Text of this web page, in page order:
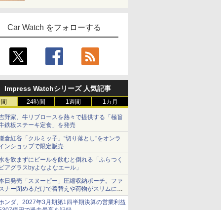
Car Watch をフォローする
Impress Watchシリーズ 人気記事
24時間 1週間 1カ月
野家、牛リブロースを熱々で提供する「極旨
鉄板ステーキ定食」を発売
倉紅谷「クルミッ子」“切り落とし”をオンラ
ンショップで限定販売
を飲まずにビールを飲むと倒れる「ふらつく
ビアグラスbyよなよなエール」
日発売「スヌーピー」圧縮収納ポーチ。ファ
ナー閉めるだけで着替えや荷物がスリムにま
まる
ンダ、2027年3月期第1四半期決算の営業利益